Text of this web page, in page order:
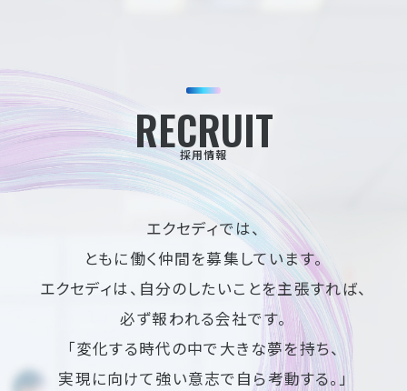
RECRUIT
採用情報
エクセディでは、
ともに働く仲間を募集しています。
エクセディは、自分のしたいことを主張すれば、
必ず報われる会社です。
「変化する時代の中で大きな夢を持ち、
実現に向けて強い意志で自ら考動する。」